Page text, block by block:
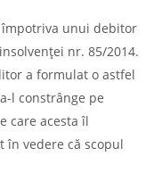
împotriva unui debitor
nr. 85/2014.
a formulat o astfel
l constrânge pe
care acesta îl
în vedere că scopul